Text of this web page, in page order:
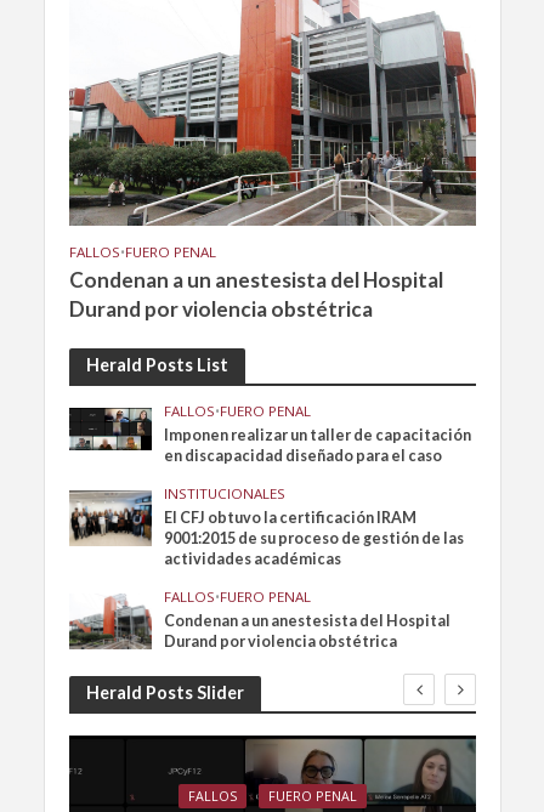
FALLOS•FUERO PENAL
Condenan a un anestesista del Hospital
Durand por violencia obstétrica
Herald Posts List
FALLOS•FUERO PENAL
Imponen realizar un taller de capacitación
en discapacidad diseñado para el caso
INSTITUCIONALES
El CFJ obtuvo la certificación IRAM
9001:2015 de su proceso de gestión de las
actividades académicas
FALLOS•FUERO PENAL
Condenan a un anestesista del Hospital
Durand por violencia obstétrica
Herald Posts Slider
FALLOS FUERO PENAL